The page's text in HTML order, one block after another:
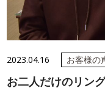
2023.04.16 お客様の
お二人だけのリン